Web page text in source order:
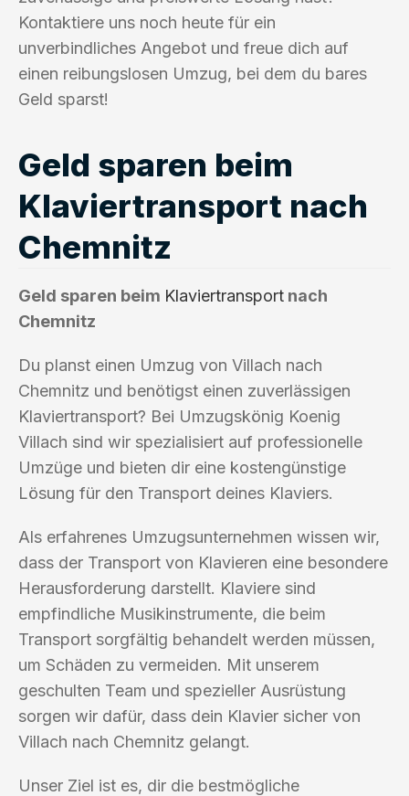
Kontaktiere uns noch heute für ein
unverbindliches Angebot und freue dich auf
einen reibungslosen Umzug, bei dem du bares
Geld sparst!
Geld sparen beim
Klaviertransport nach
Chemnitz
Geld sparen beim Klaviertransport nach
Chemnitz
Du planst einen Umzug von Villach nach
Chemnitz und benötigst einen zuverlässigen
Klaviertransport? Bei Umzugskönig Koenig
Villach sind wir spezialisiert auf professionelle
Umzüge und bieten dir eine kostengünstige
Lösung für den Transport deines Klaviers.
Als erfahrenes Umzugsunternehmen wissen wir,
dass der Transport von Klavieren eine besondere
Herausforderung darstellt. Klaviere sind
empfindliche Musikinstrumente, die beim
Transport sorgfältig behandelt werden müssen,
um Schäden zu vermeiden. Mit unserem
geschulten Team und spezieller Ausrüstung
sorgen wir dafür, dass dein Klavier sicher von
Villach nach Chemnitz gelangt.
Unser Ziel ist es, dir die bestmögliche